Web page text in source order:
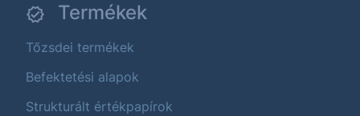
Termékek
Tőzsdei termékek
Befektetési alapok
Strukturált értékpapírok